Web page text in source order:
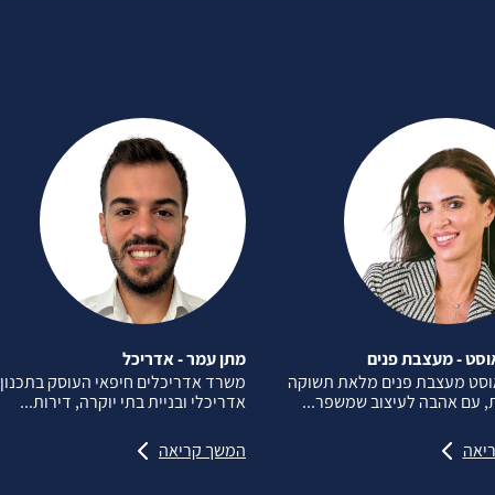
- מעצבת פנים
מעצבת פנים מלאת תשוקה
עם אהבה לעיצוב שמשפר...
מתן עמר - אדריכל
משרד אדריכלים חיפאי העוסק בתכנון
אדריכלי ובניית בתי יוקרה, דירות...
המשך קריאה